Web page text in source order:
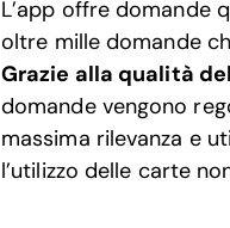
L’app offre domande
oltre mille domande
Grazie alla qualità
domande vengono
massima rilevanza e
l’utilizzo delle carte